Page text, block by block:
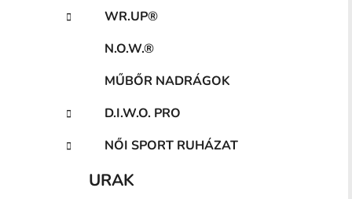
n
WR.UP®
N.O.W.®
MŰBŐR NADRÁGOK
D.I.W.O. PRO
NŐI SPORT RUHÁZAT
URAK